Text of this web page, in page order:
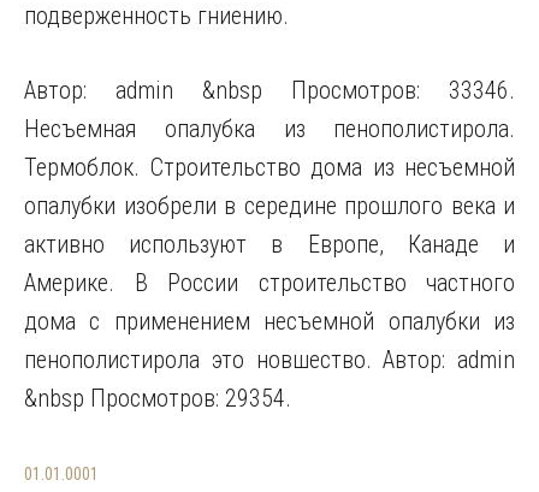
подверженность гниению.
Автор: admin &nbsp Просмотров: 33346.
Несъемная опалубка из пенополистирола.
Термоблок. Строительство дома из несъемной
опалубки изобрели в середине прошлого века и
активно используют в Европе, Канаде и
Америке. В России строительство частного
дома с применением несъемной опалубки из
пенополистирола это новшество. Автор: admin
&nbsp Просмотров: 29354.
01.01.0001